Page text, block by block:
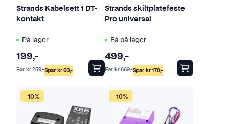
Strands Kabelsett 1 DT-
kontakt
På lager
199,-
Spar kr60,-
Før kr259,-
Strands skiltplatefeste
Pro universal
Få på lager
499,-
Spar kr170,-
Før kr669,-
-10% -10%